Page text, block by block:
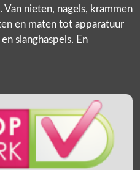
nieten, nagels, krammen
en maten tot apparatuur
slanghaspels. En